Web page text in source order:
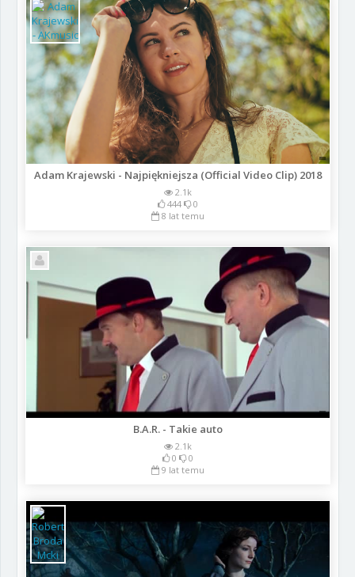
Adam Krajewski - Najpiękniejsza (Official Video Clip) 2018
2.1k
444
0
8 lat temu
B.A.R. - Takie auto
2.1k
0
0
9 lat temu